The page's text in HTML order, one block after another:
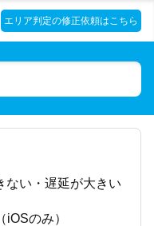
エリア判定の修正依頼はこちら
ない・遅延が大きい
のみ）